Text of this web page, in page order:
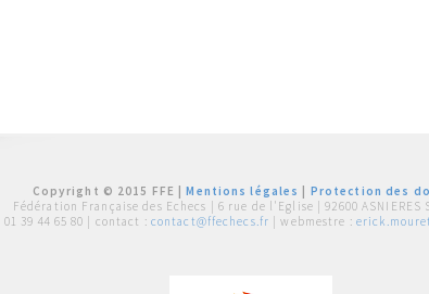
Copyright © 2015 FFE |Mentions légales
Protection des
Fédération Française des Echecs | 6 rue de l'Eglise | 92600 ASNIERES
01 39 44 65 80 | contact : contact@ffechecs.fr | webmestre :